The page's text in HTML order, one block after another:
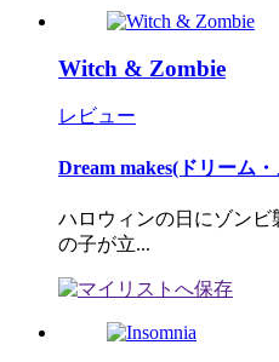
Witch & Zombie
レビュー
Dream makes(ドリーム
ハロウィンの日にゾン
の子が立...